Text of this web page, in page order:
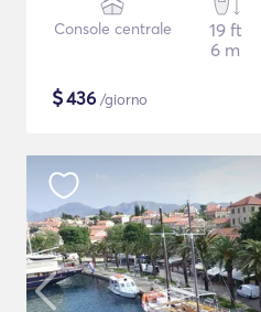
Console centrale
19 ft
6 m
$436 /giorno